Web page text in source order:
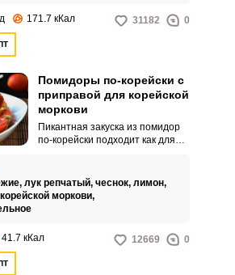
171.7 кКал 31182 0
Помидоры по-корейски с
приправой для корейской
моркови
Пикантная закуска из помидор
по-корейски подходит как для
Приготовить блюдо совсем не
сложно, а необходимые
лук репчатый, чеснок, лимон,
моркови,
41.7 кКал 12669 0